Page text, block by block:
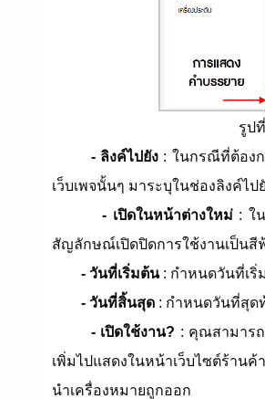
รูป
- ลิงค์ไปยัง : ในกรณีที่ต้อง
เว็บเพจนั้นๆ มาระบุในช่องลิงค์ไป
- เปิดในหน้าต่างใหม่: ใน
สัญลักษณ์เปิดปิดการใช้งานเป็นสี
- วันที่เริ่มต้น: กำหนดวันที่เริ่
- วันที่สิ้นสุด : กำหนดวันที่สุด
- เปิดใช้งาน? : คุณสามารถ
เพิ่มไปแสดงในหน้าเว็บไซต์ร้าน
นำเครื่องหมายถูกออก